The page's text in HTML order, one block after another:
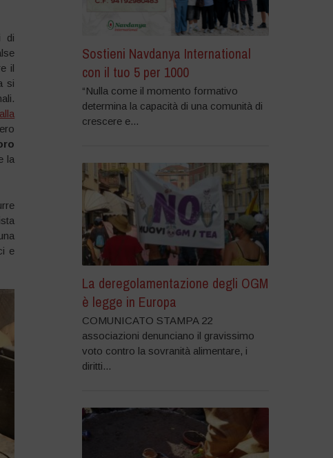
di
il
si
la
e
Sostieni Navdanya International
con il tuo 5 per 1000
“Nulla come il momento formativo
determina la capacità di una comunità di
crescere e...
La deregolamentazione degli OGM
è legge in Europa
COMUNICATO STAMPA 22
associazioni denunciano il gravissimo
voto contro la sovranità alimentare, i
diritti...